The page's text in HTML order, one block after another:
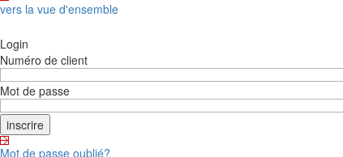
vers la vue d'ensemble
Login
Numéro de client
Mot de passe
Mot de passe oublié?